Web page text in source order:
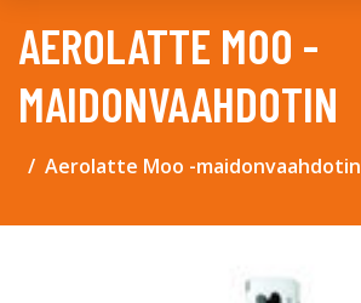
AEROLATTE MOO -
MAIDONVAAHDOTIN
Aerolatte Moo -maidonvaahdotin